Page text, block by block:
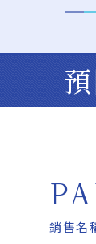
銷售名